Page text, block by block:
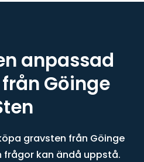
anpassad
Göinge
gravsten från Göinge
frågor kan ändå uppstå.